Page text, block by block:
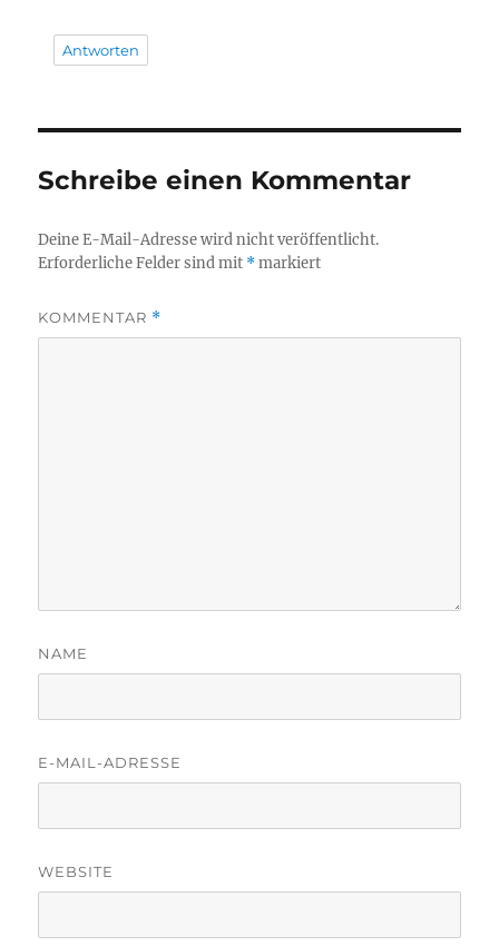
Antworten
Schreibe einen Kommentar
Deine E-Mail-Adresse wird nicht veröffentlicht.
Erforderliche Felder sind mit *markiert
KOMMENTAR *
NAME
E-MAIL-ADRESSE
WEBSITE